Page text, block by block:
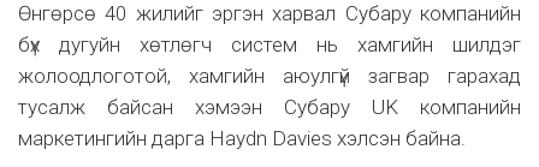
Өнгөрсө 40 жилийг эргэн харвал Субару компанийн
бүх дугуйн хөтлөгч систем нь хамгийн шилдэг
жолоодлоготой, хамгийн аюулгүй загвар гарахад
тусалж байсан хэмээн Субару UK компанийн
маркетингийн дарга Haydn Davies хэлсэн байна.